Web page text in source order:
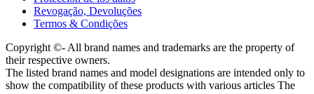
Revogação, Devoluções
Termos & Condições
Copyright ©- All brand names and trademarks are the property of
their respective owners.
The listed brand names and model designations are intended only to
show the compatibility of these products with various articles The